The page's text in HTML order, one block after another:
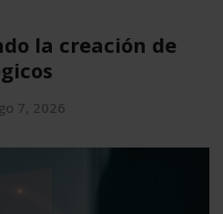
la creación de
7, 2026